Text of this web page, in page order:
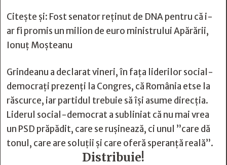
Citește și: Fost senator reținut de DNA pentru că i-
ar fi promis un milion de euro ministrului Apărării,
Ionuț Moșteanu
Grindeanu a declarat vineri, în fața liderilor social-
democrați prezenți la Congres, că România etse la
răscurce, iar partidul trebuie să își asume direcția.
Liderul social-democrat a subliniat că nu mai vrea
un PSD prăpădit, care se rușinează, ci unul ”care dă
tonul, care are soluții și care oferă speranță reală”.
Distribuie!